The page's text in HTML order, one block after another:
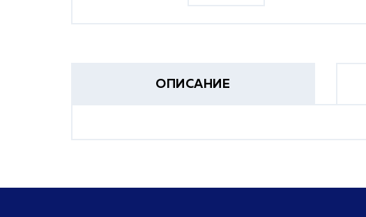
ОПИСАНИЕ